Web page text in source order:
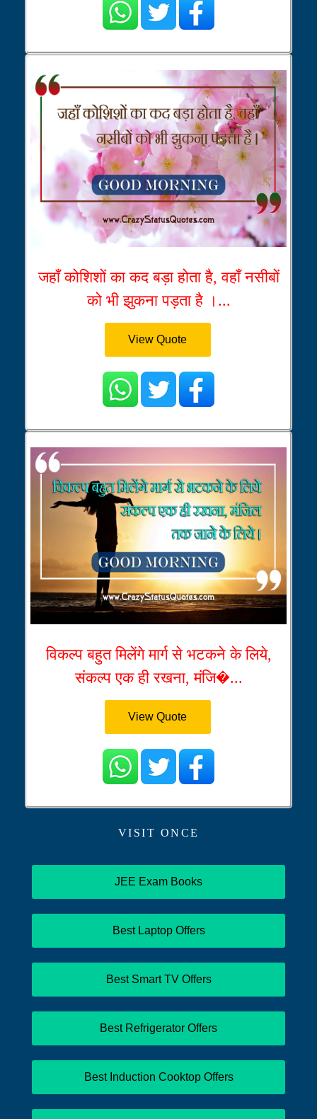
जहाँ कोशिशों का कद बड़ा होता है, वहाँ नसीबों
को भी झुकना पड़ता है ।...
View Quote
विकल्प बहुत मिलेंगे मार्ग से भटकने के लिये,
संकल्प एक ही रखना, मंजि�...
View Quote
VISIT ONCE
JEE Exam Books
Best Laptop Offers
Best Smart TV Offers
Best Refrigerator Offers
Best Induction Cooktop Offers